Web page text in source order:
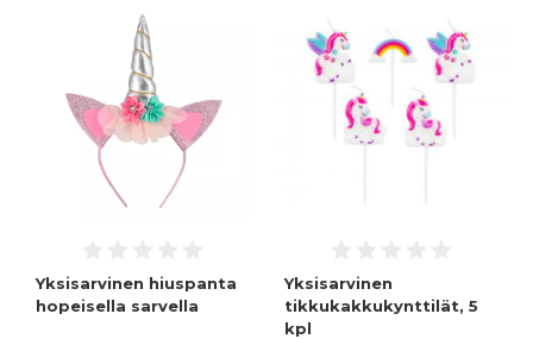
Yksisarvinen hiuspanta
hopeisella sarvella
Yksisarvinen
tikkukakkukynttilät, 5
kpl